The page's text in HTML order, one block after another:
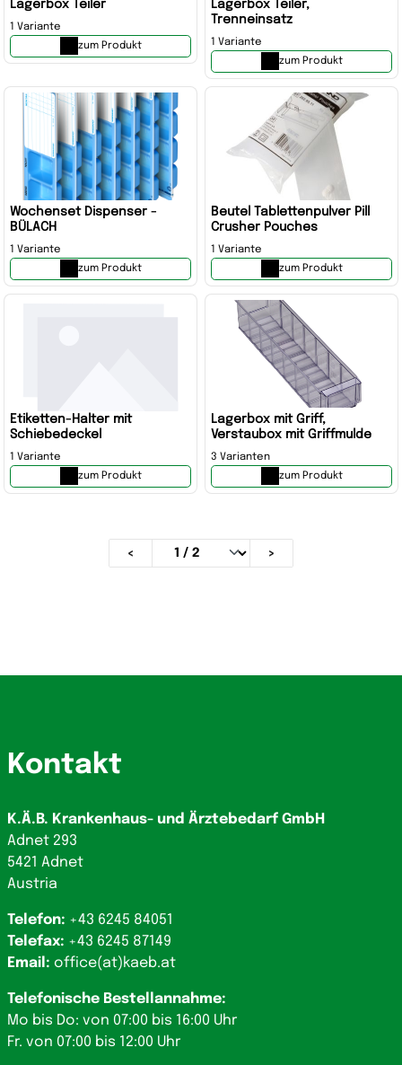
Lagerbox Teiler
1 Variante
zum Produkt
Lagerbox Teiler,
Trenneinsatz
1 Variante
zum Produkt
Wochenset Dispenser -
BÜLACH
1 Variante
zum Produkt
Beutel Tablettenpulver Pill
Crusher Pouches
1 Variante
zum Produkt
Etiketten-Halter mit
Schiebedeckel
1 Variante
zum Produkt
Lagerbox mit Griff,
Verstaubox mit Griffmulde
3 Varianten
zum Produkt
< >
Kontakt
K.Ä.B. Krankenhaus- und Ärztebedarf GmbH
Adnet 293
5421 Adnet
Austria
Telefon: +43 6245 84051
Telefax: +43 6245 87149
Email: office(at)kaeb.at
Telefonische Bestellannahme:
Mo bis Do: von 07:00 bis 16:00 Uhr
Fr. von 07:00 bis 12:00 Uhr